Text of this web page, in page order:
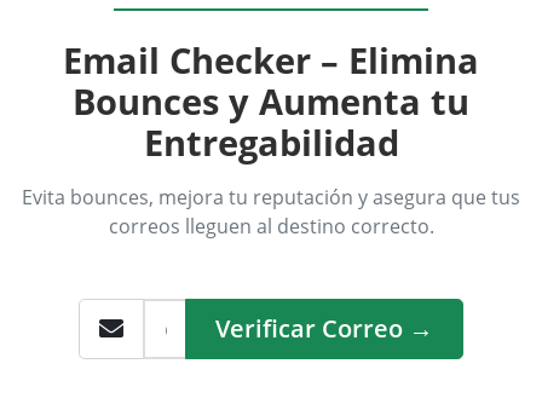
Email Checker – Elimina
Bounces y Aumenta tu
Entregabilidad
Evita bounces, mejora tu reputación y asegura que tus
correos lleguen al destino correcto.
Verificar Correo →